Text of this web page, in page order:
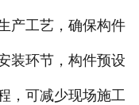
产工艺，确保构件
装环节，构件预设
，可减少现场施工